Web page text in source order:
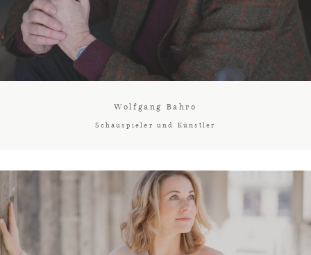
Wolfgang Bahro
Schauspieler und Künstler